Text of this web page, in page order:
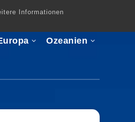
Informationen
Ozeanien